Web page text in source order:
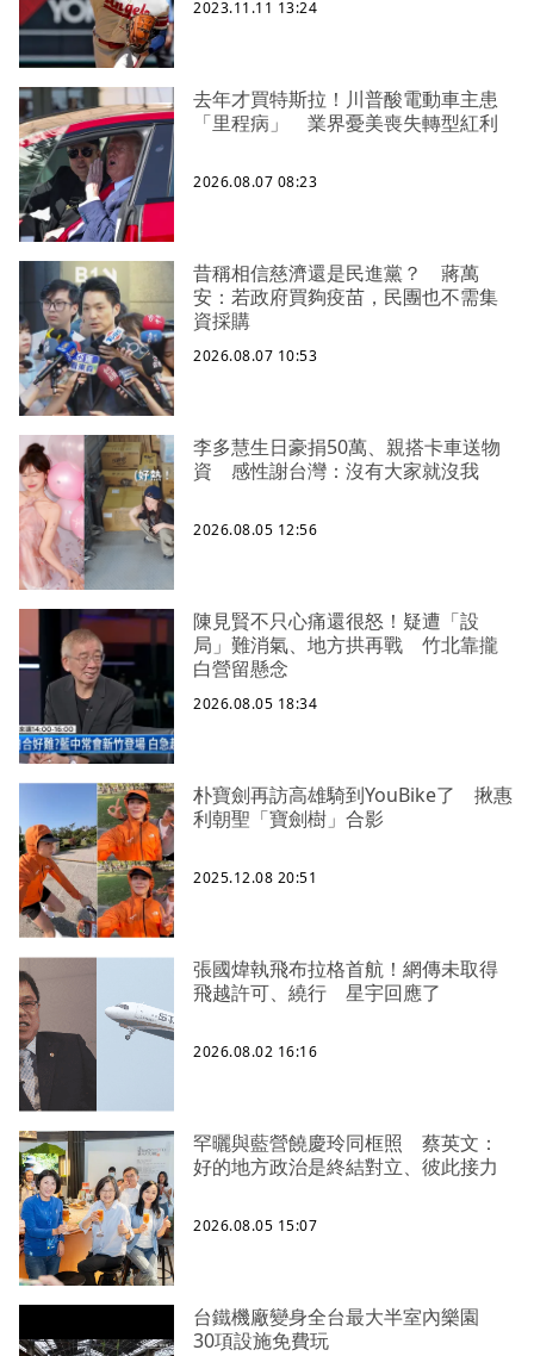
2023.11.11 13:24
去年才買特斯拉！川普酸電動車主患
「里程病」 業界憂美喪失轉型紅利
2026.08.07 08:23
昔稱相信慈濟還是民進黨？ 蔣萬
安：若政府買夠疫苗，民團也不需集
資採購
2026.08.07 10:53
李多慧生日豪捐50萬、親搭卡車送物
資 感性謝台灣：沒有大家就沒我
2026.08.05 12:56
陳見賢不只心痛還很怒！疑遭「設
局」難消氣、地方拱再戰 竹北靠攏
白營留懸念
2026.08.05 18:34
朴寶劍再訪高雄騎到YouBike了 揪惠
利朝聖「寶劍樹」合影
2025.12.08 20:51
張國煒執飛布拉格首航！網傳未取得
飛越許可、繞行 星宇回應了
2026.08.02 16:16
罕曬與藍營饒慶玲同框照 蔡英文：
好的地方政治是終結對立、彼此接力
2026.08.05 15:07
台鐵機廠變身全台最大半室內樂園
30項設施免費玩